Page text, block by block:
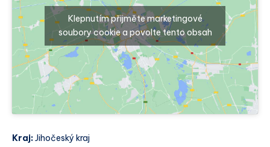
Klepnutím přijměte marketingové
soubory cookie a povolte tento obsah
Kraj:Jihočeský kraj